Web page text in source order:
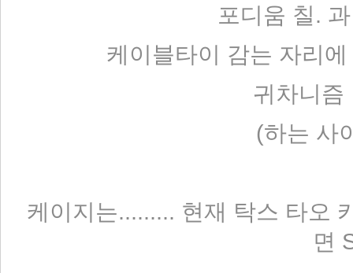
포디움 칠.
케이블타이 감는 자리
귀차니즘
(하는 사
케이지는......... 현재 탁스 타오
면